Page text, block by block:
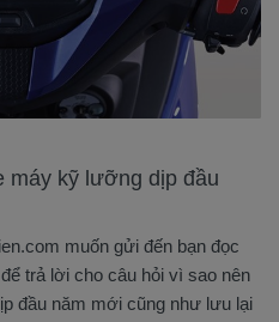
máy kỹ lưỡng dịp đầu
muốn gửi đến bạn đọc
trả lời cho câu hỏi vì sao nên
đầu năm mới cũng như lưu lại